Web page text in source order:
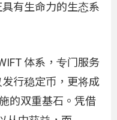
有生命力的生态系
体系，专门服务
行稳定币，更将成
的双重基石。凭借